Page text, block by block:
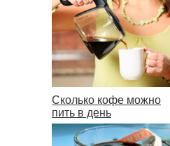
Сколько кофе можно
пить в день